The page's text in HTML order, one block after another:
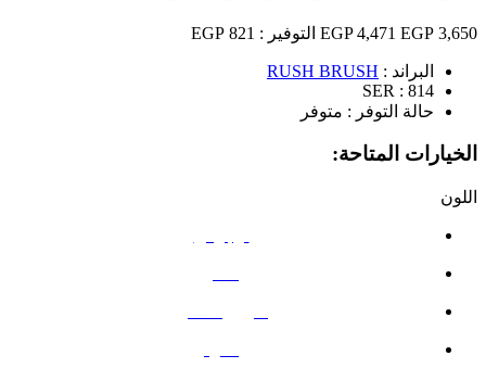
3,650 EGP
4,471 EGP التوفير : 821 EGP
البراند : RUSH BRUSH
SER : 814
حالة التوفر : متوفر
الخيارات المتاحة:
اللون